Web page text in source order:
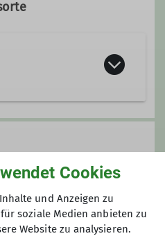
Cookies
und Anzeigen zu
soziale Medien anbieten zu
Website zu analysieren.